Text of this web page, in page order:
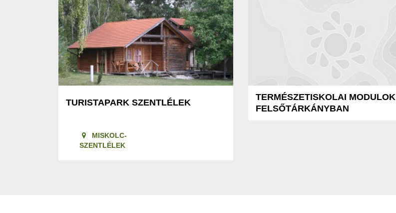
TURISTAPARK SZENTLÉLEK
MISKOLC-
SZENTLÉLEK
TERMÉSZETISKOLAI MODULOK
FELSŐTÁRKÁNYBAN